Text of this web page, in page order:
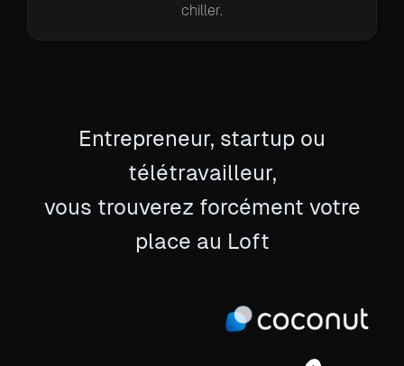
chiller.
Entrepreneur, startup ou
télétravailleur,
vous trouverez forcément votre
place au Loft